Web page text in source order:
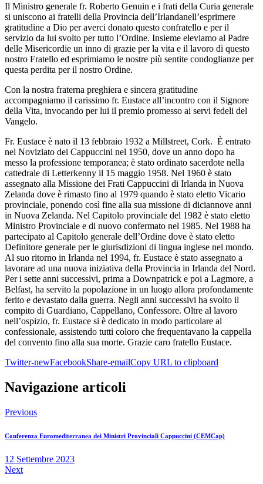
Il Ministro generale fr. Roberto Genuin e i frati della Curia generale
si uniscono ai fratelli della Provincia dell’Irlandanell’esprimere
gratitudine a Dio per averci donato questo confratello e per il
servizio da lui svolto per tutto l’Ordine. Insieme eleviamo al Padre
delle Misericordie un inno di grazie per la vita e il lavoro di questo
nostro Fratello ed esprimiamo le nostre più sentite condoglianze per
questa perdita per il nostro Ordine.
Con la nostra fraterna preghiera e sincera gratitudine
accompagniamo il carissimo fr. Eustace all’incontro con il Signore
della Vita, invocando per lui il premio promesso ai servi fedeli del
Vangelo.
Fr. Eustace è nato il 13 febbraio 1932 a Millstreet, Cork. È entrato
nel Noviziato dei Cappuccini nel 1950, dove un anno dopo ha
messo la professione temporanea; è stato ordinato sacerdote nella
cattedrale di Letterkenny il 15 maggio 1958. Nel 1960 è stato
assegnato alla Missione dei Frati Cappuccini di Irlanda in Nuova
Zelanda dove è rimasto fino al 1979 quando è stato eletto Vicario
provinciale, ponendo così fine alla sua missione di diciannove anni
in Nuova Zelanda. Nel Capitolo provinciale del 1982 è stato eletto
Ministro Provinciale e di nuovo confermato nel 1985. Nel 1988 ha
partecipato al Capitolo generale dell’Ordine dove è stato eletto
Definitore generale per le giurisdizioni di lingua inglese nel mondo.
Al suo ritorno in Irlanda nel 1994, fr. Eustace è stato assegnato a
lavorare ad una nuova iniziativa della Provincia in Irlanda del Nord.
Per i sette anni successivi, prima a Downpatrick e poi a Lagmore, a
Belfast, ha servito la popolazione in un luogo allora profondamente
ferito e devastato dalla guerra. Negli anni successivi ha svolto il
compito di Guardiano, Cappellano, Confessore. Oltre al lavoro
nell’ospizio, fr. Eustace si è dedicato in modo particolare al
confessionale, assistendo tutti coloro che frequentavano la cappella
del convento fino alla sua morte. Grazie caro fratello Eustace.
Twitter-newFacebookShare-emailCopy URL to clipboard
Navigazione articoli
Previous
Conferenza Euromediterranea dei Ministri Provinciali Cappuccini (CEMCap)
12 Settembre 2023
Next